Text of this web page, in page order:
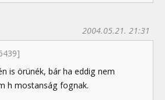
2004.05.21. 21:31
is örünék, bár ha eddig nem
h mostanság fognak.